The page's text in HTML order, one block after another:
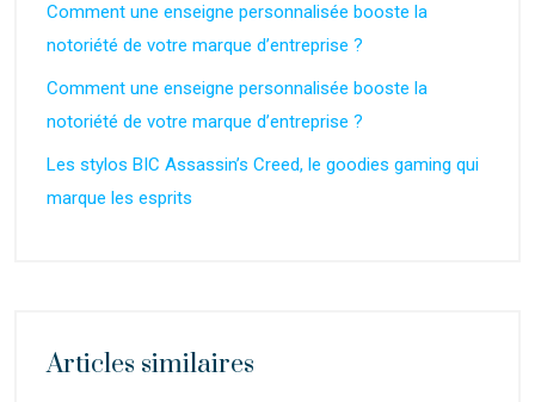
Comment une enseigne personnalisée booste la
notoriété de votre marque d’entreprise ?
Comment une enseigne personnalisée booste la
notoriété de votre marque d’entreprise ?
Les stylos BIC Assassin’s Creed, le goodies gaming qui
marque les esprits
Articles similaires